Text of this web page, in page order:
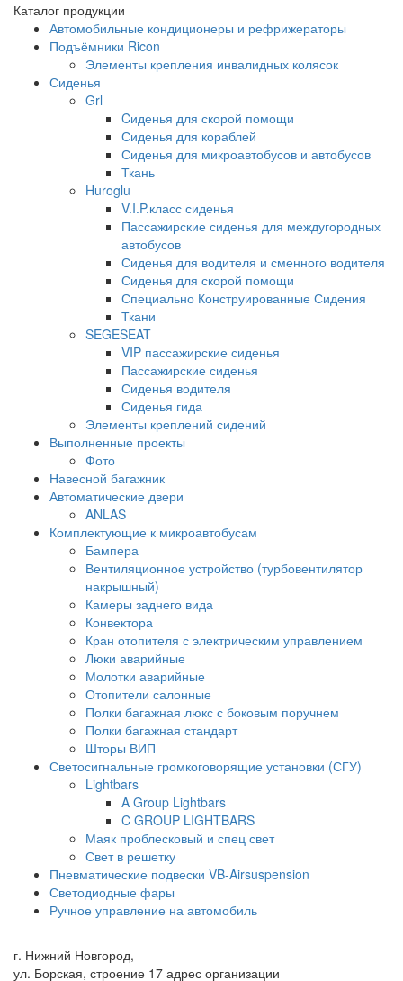
Каталог продукции
Автомобильные кондиционеры и рефрижераторы
Подъёмники Ricon
Элементы крепления инвалидных колясок
Сиденья
Grl
Cиденья для скорой помощи
Сиденья для кораблей
Сиденья для микроавтобусов и автобусов
Ткань
Huroglu
V.I.P.класс сиденья
Пассажирские сиденья для междугородных
автобусов
Сиденья для водителя и сменного водителя
Сиденья для скорой помощи
Специально Конструированные Сидения
Ткани
SEGESEAT
VIP пассажирские сиденья
Пассажирские сиденья
Сиденья водителя
Сиденья гида
Элементы креплений сидений
Выполненные проекты
Фото
Навесной багажник
Автоматические двери
ANLAS
Комплектующие к микроавтобусам
Бампера
Вентиляционное устройство (турбовентилятор
накрышный)
Камеры заднего вида
Конвектора
Кран отопителя с электрическим управлением
Люки аварийные
Молотки аварийные
Отопители салонные
Полки багажная люкс с боковым поручнем
Полки багажная стандарт
Шторы ВИП
Светосигнальные громкоговорящие установки (СГУ)
Lightbars
A Group Lightbars
C GROUP LIGHTBARS
Маяк проблесковый и спец свет
Свет в решетку
Пневматические подвески VB-Airsuspension
Светодиодные фары
Ручное управление на автомобиль
г. Нижний Новгород,
ул. Борская, строение 17 адрес организации